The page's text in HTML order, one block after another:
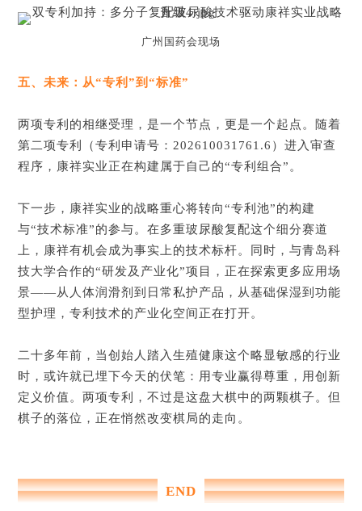
广州国药会现场
五、未来：从“专利”到“标准”
两项专利的相继受理，是一个节点，更是一个起点。随着
第二项专利（专利申请号：202610031761.6）进入审查
程序，康祥实业正在构建属于自己的“专利组合”。
下一步，康祥实业的战略重心将转向“专利池”的构建
与“技术标准”的参与。在多重玻尿酸复配这个细分赛道
上，康祥有机会成为事实上的技术标杆。同时，与青岛科
技大学合作的“研发及产业化”项目，正在探索更多应用场
景——从人体润滑剂到日常私护产品，从基础保湿到功能
型护理，专利技术的产业化空间正在打开。
二十多年前，当创始人踏入生殖健康这个略显敏感的行业
时，或许就已埋下今天的伏笔：用专业赢得尊重，用创新
定义价值。两项专利，不过是这盘大棋中的两颗棋子。但
棋子的落位，正在悄然改变棋局的走向。
END